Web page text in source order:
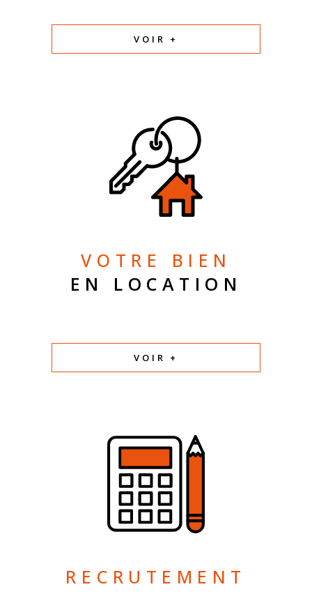
VOIR +
VOTRE BIEN
EN LOCATION
VOIR +
RECRUTEMENT